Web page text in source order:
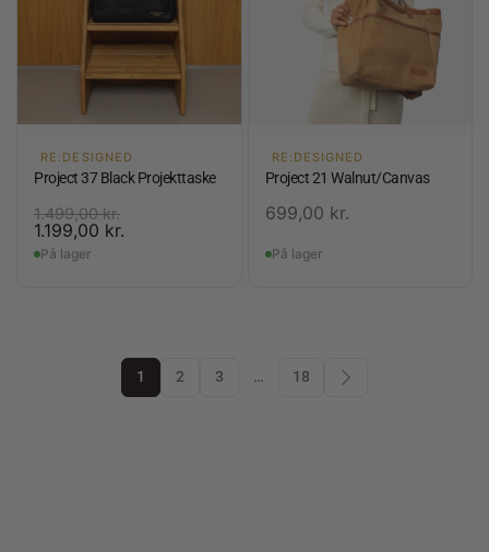
RE:DESIGNED
Project 37 Black Projekttaske
1.499,00kr.
1.199,00 kr.
På lager
RE:DESIGNED
Project 21 Walnut/Canvas
699,00 kr.
På lager
1 2 3 … 18